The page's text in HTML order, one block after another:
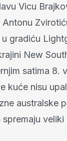
Vicu
u gradiću
New
satima 8.
kuće nisu
australske